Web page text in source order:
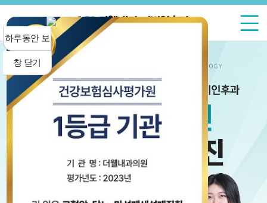
하루동안 보
지 않기
창 닫기
하루동안 보
지 않기
창 닫기
하루동안 보
지 않기
창 닫기
하루동안 보
지 않기
창 닫기